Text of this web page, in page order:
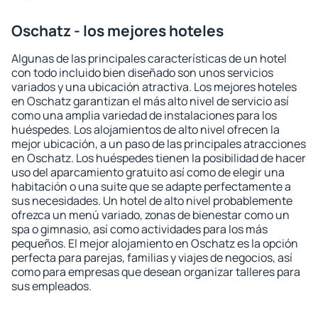
Oschatz - los mejores hoteles
Algunas de las principales características de un hotel
con todo incluido bien diseñado son unos servicios
variados y una ubicación atractiva. Los mejores hoteles
en Oschatz garantizan el más alto nivel de servicio así
como una amplia variedad de instalaciones para los
huéspedes. Los alojamientos de alto nivel ofrecen la
mejor ubicación, a un paso de las principales atracciones
en Oschatz. Los huéspedes tienen la posibilidad de hacer
uso del aparcamiento gratuito así como de elegir una
habitación o una suite que se adapte perfectamente a
sus necesidades. Un hotel de alto nivel probablemente
ofrezca un menú variado, zonas de bienestar como un
spa o gimnasio, así como actividades para los más
pequeños. El mejor alojamiento en Oschatz es la opción
perfecta para parejas, familias y viajes de negocios, así
como para empresas que desean organizar talleres para
sus empleados.